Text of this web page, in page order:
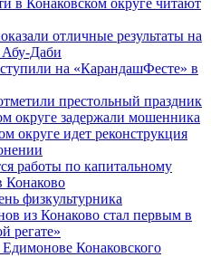
в Конаковском округе читают
отличные результаты на
Абу-Даби
на «КарандашФесте» в
престольный праздник
округе задержали мошенника
округе идет реконструкция
работы по капитальному
Конаково
физкультурника
из Конаково стал первым в
регате»
Конаковского